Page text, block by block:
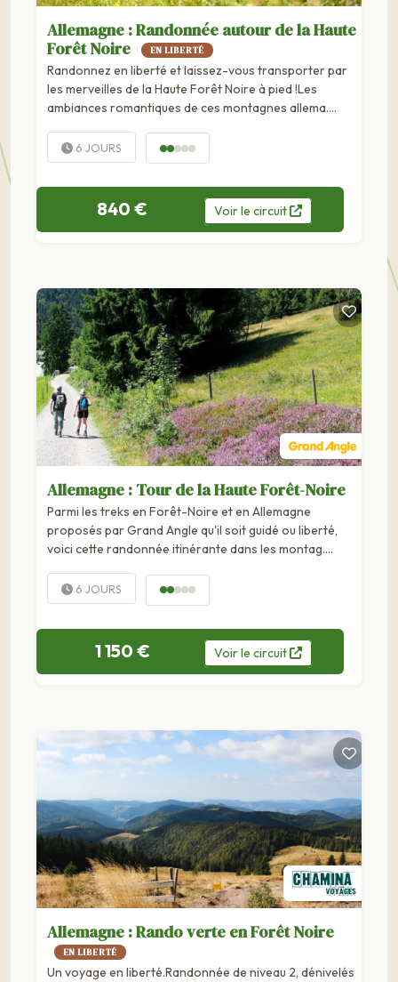
Allemagne : Randonnée autour de la Haute
Forêt Noire
EN LIBERTÉ
Randonnez en liberté et laissez-vous transporter par
les merveilles de la Haute Forêt Noire à pied !Les
ambiances romantiques de ces montagnes allema….
6 JOURS
840 € Voirle circuit
Allemagne : Tour de la Haute Forêt-Noire
Parmi les treks en Forêt-Noire et en Allemagne
proposés par Grand Angle qu'il soit guidé ou liberté,
voici cette randonnée itinérante dans les montag….
6 JOURS
1 150 € Voirle circuit
Allemagne : Rando verte en Forêt Noire
EN LIBERTÉ
Un voyage en liberté.Randonnée de niveau 2, dénivelés